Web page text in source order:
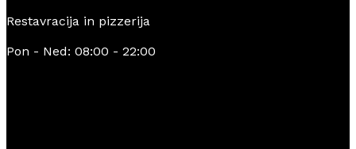
Restavracija in pizzerija
Pon - Ned: 08:00 - 22:00